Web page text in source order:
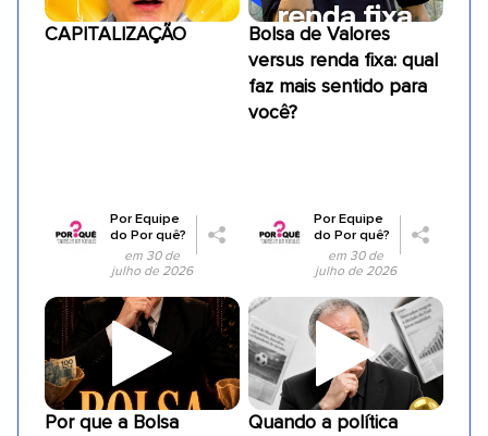
CAPITALIZAÇÃO
PorEquipe
do Por quê?
em 30 de
julho de 2026
Bolsa de Valores
versus renda fixa: qual
faz mais sentido para
você?
PorEquipe
do Por quê?
em 30 de
julho de 2026
Por que a Bolsa
Quando a política